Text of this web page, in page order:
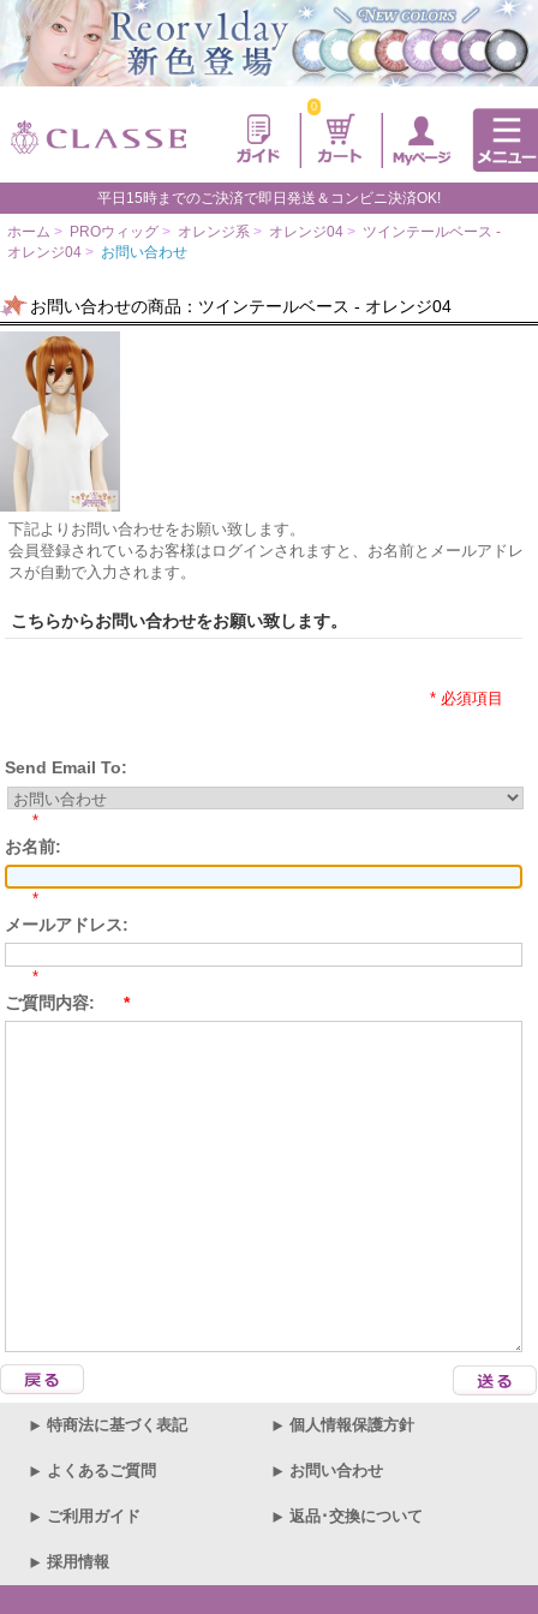
0
平日15時までのご決済で即日発送＆コンビニ決済OK!
ホーム > PROウィッグ > オレンジ系 > オレンジ04 > ツインテールベース -
オレンジ04 > お問い合わせ
お問い合わせの商品：ツインテールベース - オレンジ04
下記よりお問い合わせをお願い致します。
会員登録されているお客様はログインされますと、お名前とメールアドレ
スが自動で入力されます。
こちらからお問い合わせをお願い致します。
* 必須項目
Send Email To:
*
お名前:
*
メールアドレス:
*
ご質問内容: *
特商法に基づく表記 個人情報保護方針
よくあるご質問 お問い合わせ
ご利用ガイド 返品･交換について
採用情報